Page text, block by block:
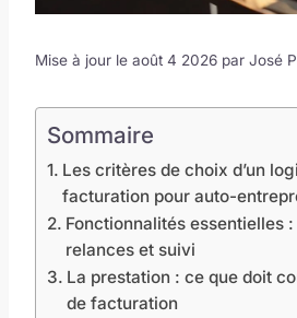
Mise à jour le août 4 2026 par José
Sommaire
Les critères de choix d’un
facturation pour auto-
Fonctionnalités essentielles
relances et suivi
La prestation : ce que doit
de facturation